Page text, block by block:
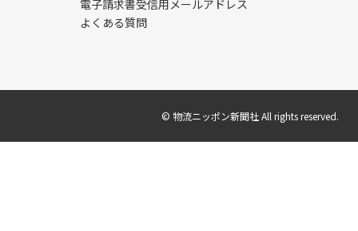
電子請求書受信用メールアドレス
よくある質問
© 物流ニッポン新聞社 All rights reserved.